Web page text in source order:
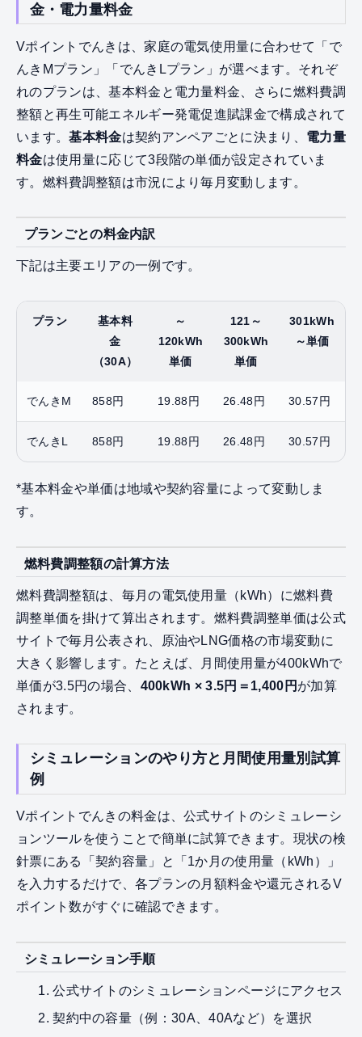
金・電力量料金
Vポイントでんきは、家庭の電気使用量に合わせて「で
んきMプラン」「でんきLプラン」が選べます。それぞ
れのプランは、基本料金と電力量料金、さらに燃料費調
整額と再生可能エネルギー発電促進賦課金で構成されて
います。基本料金は契約アンペアごとに決まり、 電力量
料金は使用量に応じて3段階の単価が設定されていま
す。燃料費調整額は市況により毎月変動します。
プランごとの料金内訳
下記は主要エリアの一例です。
プラン
基本料
金
（30A）
～
120kWh
単価
121～
300kWh
単価
301kWh
～単価
でんきM 858円 19.88円 26.48円 30.57円
でんきL 858円 19.88円 26.48円 30.57円
*基本料金や単価は地域や契約容量によって変動しま
す。
燃料費調整額の計算方法
燃料費調整額は、毎月の電気使用量（kWh）に燃料費
調整単価を掛けて算出されます。燃料費調整単価は公式
サイトで毎月公表され、原油やLNG価格の市場変動に
大きく影響します。たとえば、月間使用量が400kWhで
単価が3.5円の場合、 400kWh × 3.5円＝1,400円 が加算
されます。
シミュレーションのやり方と月間使用量別試算
例
Vポイントでんきの料金は、公式サイトのシミュレーシ
ョンツールを使うことで簡単に試算できます。現状の検
針票にある「契約容量」と「1か月の使用量（kWh）」
を入力するだけで、各プランの月額料金や還元されるV
ポイント数がすぐに確認できます。
シミュレーション手順
公式サイトのシミュレーションページにアクセス
契約中の容量（例：30A、40Aなど）を選択